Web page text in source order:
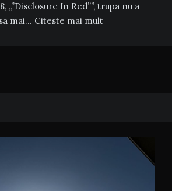
„”Disclosure In Red””, trupa nu a
mai… Citeste mai mult